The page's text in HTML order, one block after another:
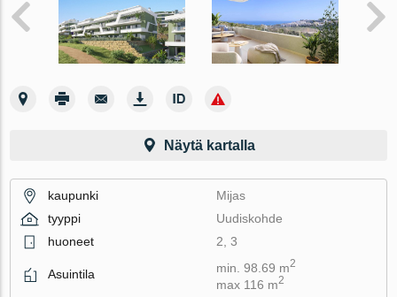
Näytä kartalla
kaupunki
Mijas
tyyppi
Uudiskohde
huoneet
2, 3
Asuintila min. 98.69 m2
max 116 m2